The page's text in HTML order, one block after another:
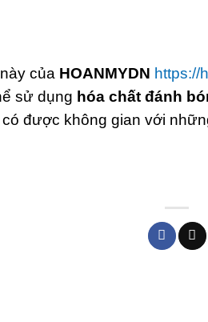
của HOANMYDN https://
sử dụng hóa chất đánh
được không gian với